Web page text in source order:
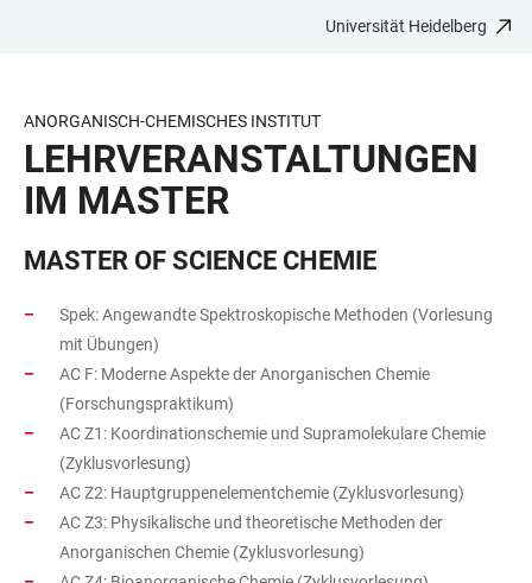
BARRIEREFREIHEIT
Universität Heidelberg
ANORGANISCH-CHEMISCHES INSTITUT
LEHRVERANSTALTUNGEN
IM MASTER
MASTER OF SCIENCE CHEMIE
Spek: Angewandte Spektroskopische Methoden (Vorlesung
mit Übungen)
AC F: Moderne Aspekte der Anorganischen Chemie
(Forschungspraktikum)
AC Z1: Koordinationschemie und Supramolekulare Chemie
(Zyklusvorlesung)
AC Z2: Hauptgruppenelementchemie (Zyklusvorlesung)
AC Z3: Physikalische und theoretische Methoden der
Anorganischen Chemie (Zyklusvorlesung)